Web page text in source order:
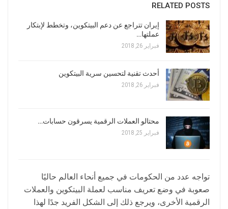
RELATED POSTS
إيران تتراجع عن دعم البيتكوين، وتخطط لإبتكار
عملتها…
فبراير 26, 2018
أحدث تقنية لتحسين سرية البيتكوين
فبراير 26, 2018
محتالو العملات الرقمية يسرقون حسابات…
فبراير 25, 2018
تواجه عدد من الحكومات في جميع أنحاء العالم حاليًا
صعوبة في وضع تعريف مناسب لعملة البيتكوين والعملات
الرقمية الأخرى، ويرجع ذلك إلى الشكل الفريد جدًا لهذا